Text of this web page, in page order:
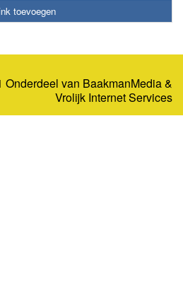
toevoegen
Onderdeel van BaakmanMedia&
Vrolijk Internet Services